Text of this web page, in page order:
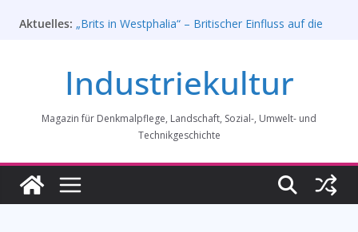
Inhalt
Aktuelles: Bundesverbands Industriekultur in Augsburg 11/26
Haus für Industriekultur in Darmstadt soll verkauft
werden – Erfolgreiche Demo am 1. August 2026
Licht und Schatten: Fotografien des Bochumer
Vereins für Gussstahlfabrikation 1860 -1945:
Januar 2027
Industriekultur
Magazin für Denkmalpflege, Landschaft, Sozial-, Umwelt- und
Technikgeschichte